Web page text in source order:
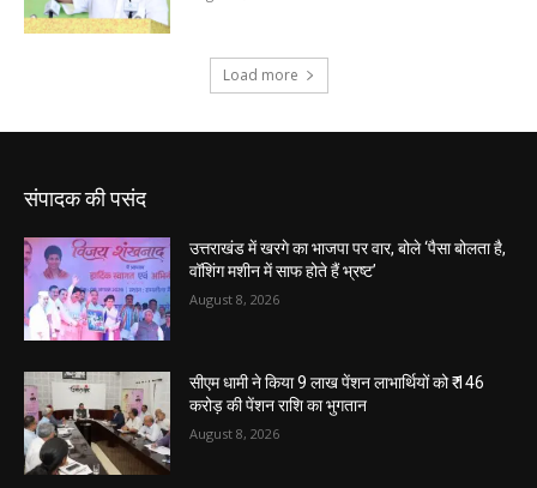
संपादक की पसंद
उत्तराखंड में खरगे का भाजपा पर वार, बोले ‘पैसा बोलता है,
वॉशिंग मशीन में साफ होते हैं भ्रष्ट’
August 8, 2026
सीएम धामी ने किया 9 लाख पेंशन लाभार्थियों को ₹ 146
करोड़ की पेंशन राशि का भुगतान
August 8, 2026